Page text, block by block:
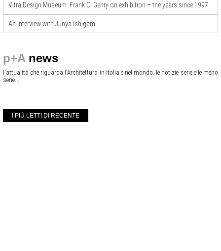
Vitra Design Museum: Frank O. Gehry on exhibition – the years since 1997
An interview with Junya Ishigami
p+A news
l'attualità che riguarda l'Architettura in Italia e nel mondo, le notizie serie e le meno
serie...
I PIÙ LETTI DI RECENTE